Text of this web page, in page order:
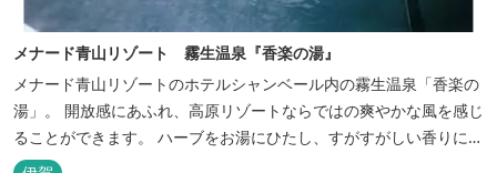
メナード青山リゾート 霧生温泉『香楽の湯』
メナード青山リゾートのホテルシャンベール内の霧生温泉「香楽の
湯」。 開放感にあふれ、高原リゾートならではの爽やかな風を感じ
ることができます。 ハーブをお湯にひたし、すがすがしい香りに心
あらわれる「香りの湯」は、特に女性の方に人気です。 その他、